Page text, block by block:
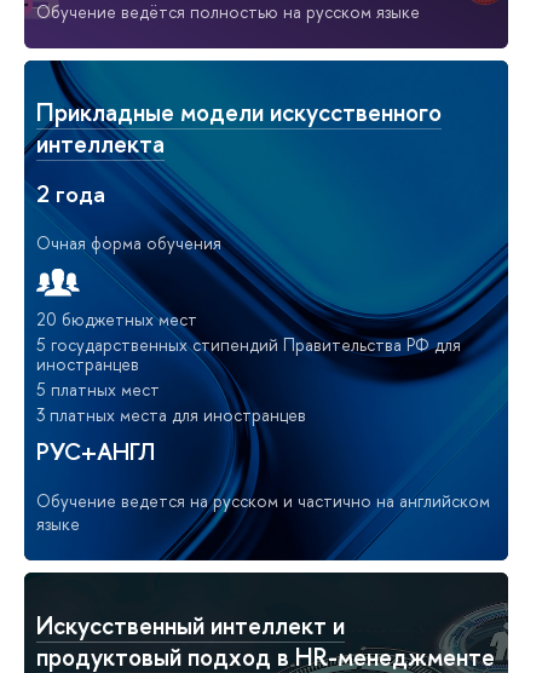
Обучение ведётся полностью на русском языке
Прикладные модели искусственного
интеллекта
2 года
Очная форма обучения
20 бюджетных мест
5 государственных стипендий Правительства РФ для
иностранцев
5 платных мест
3 платных места для иностранцев
РУС+АНГЛ
Обучение ведется на русском и частично на английском
языке
Искусственный интеллект и
продуктовый подход в HR-менеджменте